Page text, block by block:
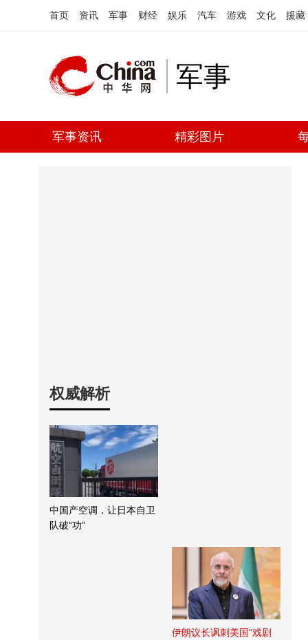
首页 资讯 军事 财经 娱乐 汽车 游戏 文化 援藏
军事
军事资讯 精彩图片
权威解析
中国产空调，让日本自卫
队破“功”
伊朗议长讽刺美国“戏剧